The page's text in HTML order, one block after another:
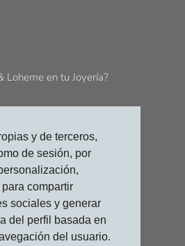
y de terceros,
de sesión, por
compartir
sociales y generar
del perfil basada en
del usuario.
Loheme en tu Joyería?